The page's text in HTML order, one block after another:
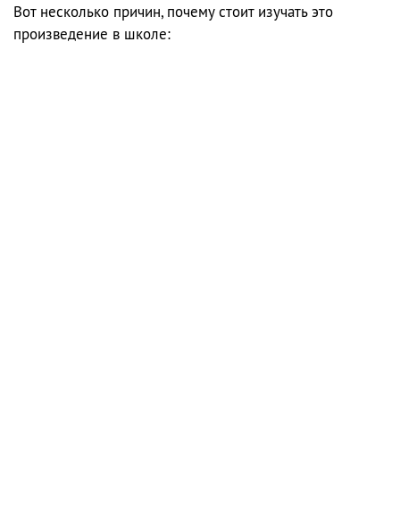
Вот несколько причин, почему стоит изучать это
произведение в школе: